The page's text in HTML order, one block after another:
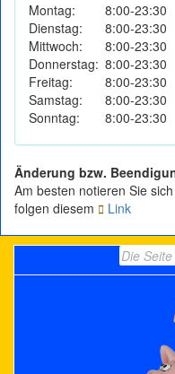
Montag:
8:00-23:30
Dienstag:
8:00-23:30
Mittwoch:
8:00-23:30
Donnerstag: 8:00-23:30
Freitag:
8:00-23:30
Samstag:
8:00-23:30
Sonntag:
8:00-23:30
Änderung bzw.
Am besten notieren Sie
folgen diesem
Link
for: